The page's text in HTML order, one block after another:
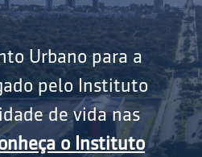
Urbano para a
pelo Instituto
de vida nas
o Instituto